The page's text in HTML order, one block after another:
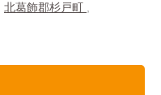
北葛飾郡杉戸町